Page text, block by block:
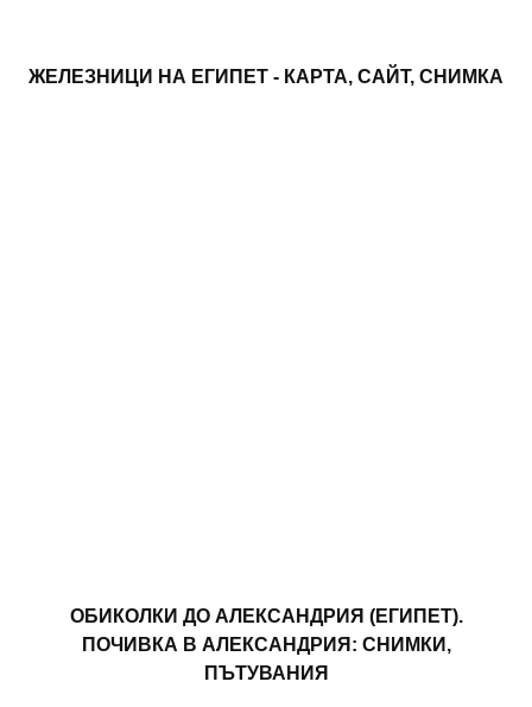
ЖЕЛЕЗНИЦИ НА ЕГИПЕТ - КАРТА, САЙТ, СНИМКА
ОБИКОЛКИ ДО АЛЕКСАНДРИЯ (ЕГИПЕТ).
ПОЧИВКА В АЛЕКСАНДРИЯ: СНИМКИ,
ПЪТУВАНИЯ